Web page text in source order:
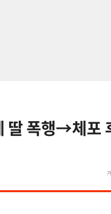
딸 폭행→체포